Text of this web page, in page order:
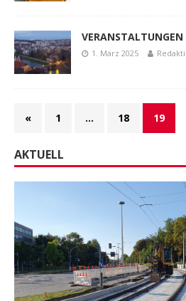
1. März 2025
« 1 … 18 19
AKTUELL